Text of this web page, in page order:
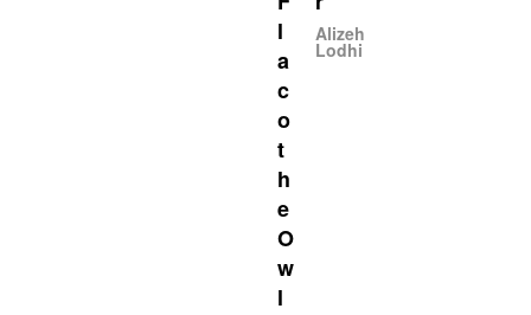
l
a
c
o
t
h
e
O
w
l
Alizeh
Lodhi